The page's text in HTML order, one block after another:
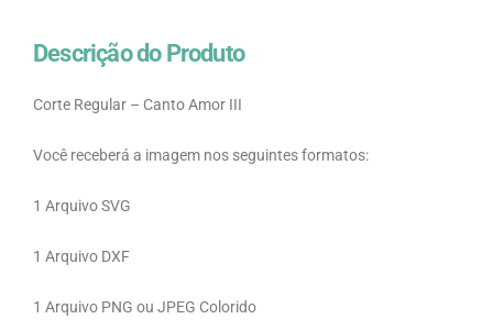
Descrição do Produto
Corte Regular – Canto Amor III
Você receberá a imagem nos seguintes formatos:
1 Arquivo SVG
1 Arquivo DXF
1 Arquivo PNG ou JPEG Colorido